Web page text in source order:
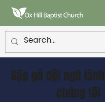
Gặp gỡ đội ngũ
chúng tôi